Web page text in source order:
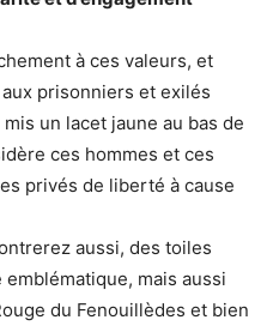
à ces valeurs, et
prisonniers et exilés
un lacet jaune au bas de
ces hommes et ces
privés de liberté à cause
aussi, des toiles
mais aussi
du Fenouillèdes et bien